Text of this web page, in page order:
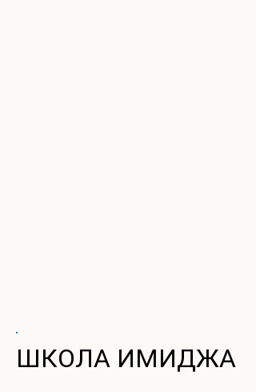
ШКОЛА ИМИДЖА